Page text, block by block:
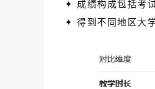
✦ 成绩构成包括考
✦ 得到不同地区大